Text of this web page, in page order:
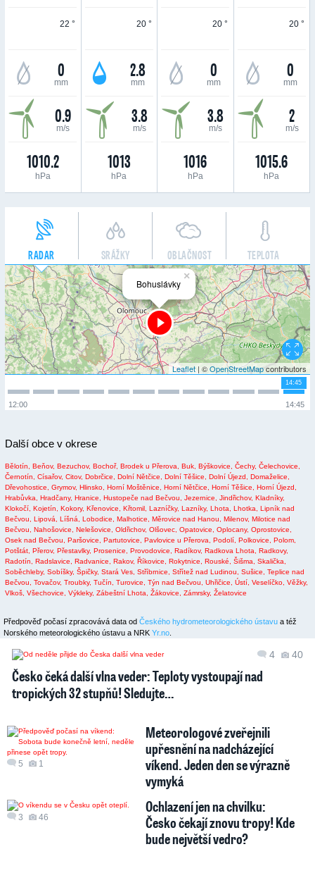
22 °
0
mm
0.9
m/s
1010.2
hPa
20 °
2.8
mm
3.8
m/s
1013
hPa
20 °
0
mm
3.8
m/s
1016
hPa
20 °
0
mm
2
m/s
1015.6
hPa
RADAR SRÁŽKY OBLAČNOST TEPLOTA
×
Bohuslávky
Leaflet | ©OpenStreetMapcontributors
14:45
14:45
12:00
Další obce v okrese
Bělotín, Beňov, Bezuchov, Bochoř, Brodek u Přerova, Buk, Býškovice, Čechy, Čelechovice,
Černotín,
Císařov, Citov, Dobrčice, Dolní Nětčice, Dolní Těšice, Dolní Újezd,
Domaželice,
Dřevohostice,
Grymov, Hlinsko, Horní Moštěnice, Horní Nětčice, Horní Těšice,
Horní Újezd,
Hrabůvka,
Hradčany, Hranice, Hustopeče nad Bečvou, Jezernice, Jindřichov, Kladníky,
Klokočí, Kojetín, Kokory, Křenovice, Křtomil, Lazníčky, Lazníky, Lhota, Lhotka,
Lipník nad
Bečvou,
Lipová, Líšná, Lobodice, Malhotice, Měrovice nad Hanou, Milenov, Milotice nad
Bečvou,
Nahošovice, Nelešovice, Oldřichov, Olšovec, Opatovice, Oplocany, Oprostovice,
Osek nad Bečvou,
Paršovice, Partutovice, Pavlovice u Přerova, Podolí, Polkovice,
Polom,
Potštát, Přerov, Přestavlky, Prosenice, Provodovice, Radíkov, Radkova Lhota,
Radkovy,
Radotín,
Radslavice, Radvanice, Rakov, Říkovice, Rokytnice, Rouské, Šišma,
Skalička,
Soběchleby, Sobíšky, Špičky, Stará Ves, Stříbrnice, Střítež nad Ludinou, Sušice,
Teplice nad
Bečvou,
Tovačov, Troubky, Tučín, Turovice, Týn nad Bečvou, Uhřičice, Ústí, Veselíčko, Věžky,
Vlkoš, Všechovice, Výkleky, Zábeštní Lhota, Žákovice, Zámrsky, Želatovice
Předpověď počasí zpracovává data od Českého hydrometeorologického ústavu a též
Norského meteorologického ústavu a NRK Yr.no
4 40
Česko čeká další vlna veder: Teploty vystoupají nad
tropických 32 stupňů! Sledujte…
5 1
Meteorologové zveřejnili
upřesnění na nadcházející
víkend. Jeden den se výrazně
vymyká
3 46
Ochlazení jen na chvilku:
Česko čekají znovu tropy! Kde
bude největší vedro?